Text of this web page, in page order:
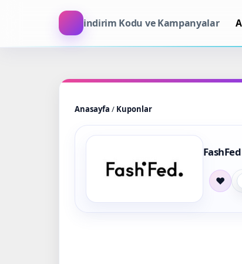
indirim Kodu ve Kampanyalar
Anasayfa / Kuponlar
❤